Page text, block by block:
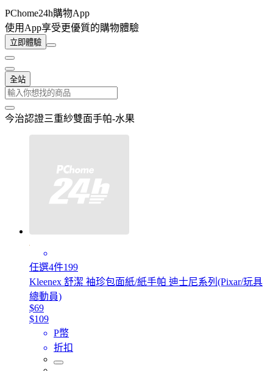
PChome24h購物App
使用App享受更優質的購物體驗
立即體驗
全站
今治認證三重紗雙面手帕-水果
任選4件199
Kleenex 舒潔 袖珍包面紙/紙手帕 迪士尼系列(Pixar/玩具
總動員)
$69
$109
P幣
折扣